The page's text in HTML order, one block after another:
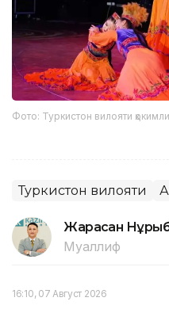
Фото: Туркистон вилояти
Туркистон вилояти
Жарасқан
Муаллиф
16:10, 07 Август 2026